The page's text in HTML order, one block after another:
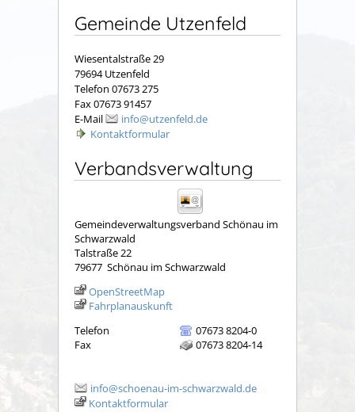
Gemeinde Utzenfeld
Wiesentalstraße 29
79694 Utzenfeld
Telefon 07673 275
Fax 07673 91457
E-Mail
info@utzenfeld.de
Kontaktformular
Verbandsverwaltung
Gemeindeverwaltungsverband Schönau im
Schwarzwald
Talstraße 22
79677 Schönau im Schwarzwald
OpenStreetMap
Fahrplanauskunft
Telefon
07673 8204-0
Fax
07673 8204-14
info@schoenau-im-schwarzwald.de
Kontaktformular